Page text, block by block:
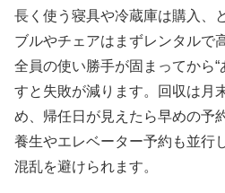
長く使う寝具や冷蔵庫は購入、
ブルやチェアはまずレンタルで
全員の使い勝手が固まってから“
すと失敗が減ります。回収は月
め、帰任日が見えたら早めの予
養生やエレベーター予約も並行
混乱を避けられます。